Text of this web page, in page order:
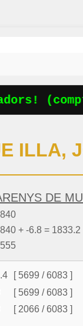
ILLA,
DE
+ -6.8 = 1833.2
[ 5699 / 6083 ]
[ 5699 / 6083 ]
[ 2066 / 6083 ]